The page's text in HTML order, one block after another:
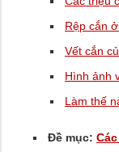
Rệp cắn
Vết cắn
Hình ảnh
Làm thế
Đề mục: